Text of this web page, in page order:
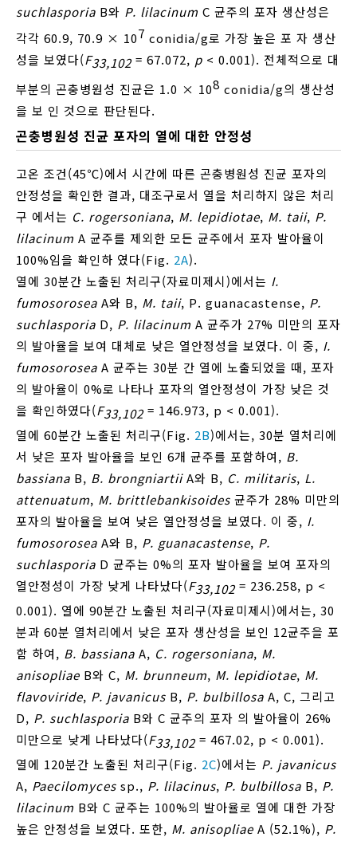
suchlasporia B와 P. lilacinum C 균주의 포자 생산성은
각각 60.9, 70.9 × 107 conidia/g로 가장 높은 포 자 생산
성을 보였다(F33,102= 67.072, p < 0.001). 전체적으로 대
부분의 곤충병원성 진균은 1.0 × 108 conidia/g의 생산성
을 보 인 것으로 판단된다.
곤충병원성 진균 포자의 열에 대한 안정성
고온 조건(45℃)에서 시간에 따른 곤충병원성 진균 포자의
안정성을 확인한 결과, 대조구로서 열을 처리하지 않은 처리
구 에서는 C. rogersoniana, M. lepidiotae, M. taii, P.
lilacinum A 균주를 제외한 모든 균주에서 포자 발아율이
100%임을 확인하 였다(Fig. 2A).
열에 30분간 노출된 처리구(자료미제시)에서는 I.
fumosorosea A와 B, M. taii, P. guanacastense, P.
suchlasporia D, P. lilacinum A 균주가 27% 미만의 포자
의 발아율을 보여 대체로 낮은 열안정성을 보였다. 이 중, I.
fumosorosea A 균주는 30분 간 열에 노출되었을 때, 포자
의 발아율이 0%로 나타나 포자의 열안정성이 가장 낮은 것
을 확인하였다(F33,102= 146.973, p < 0.001).
열에 60분간 노출된 처리구(Fig. 2B)에서는, 30분 열처리에
서 낮은 포자 발아율을 보인 6개 균주를 포함하여, B.
bassiana B, B. brongniartiiA와 B, C. militaris, L.
attenuatum, M. brittlebankisoides 균주가 28% 미만의
포자의 발아율을 보여 낮은 열안정성을 보였다. 이 중, I.
fumosorosea A와 B, P. guanacastense, P.
suchlasporia D 균주는 0%의 포자 발아율을 보여 포자의
열안정성이 가장 낮게 나타났다(F33,102= 236.258, p <
0.001). 열에 90분간 노출된 처리구(자료미제시)에서는, 30
분과 60분 열처리에서 낮은 포자 생산성을 보인 12균주을 포
함 하여, B. bassiana A, C. rogersoniana, M.
anisopliae B와 C, M. brunneum, M. lepidiotae, M.
flavoviride, P. javanicus B, P. bulbillosa A, C, 그리고
D, P. suchlasporia B와 C 균주의 포자 의 발아율이 26%
미만으로 낮게 나타났다(F33,102= 467.02, p < 0.001).
열에 120분간 노출된 처리구(Fig. 2C)에서는 P. javanicus
A, Paecilomyces sp., P. lilacinus, P. bulbillosa B, P.
lilacinum B와 C 균주는 100%의 발아율로 열에 대한 가장
높은 안정성을 보였다. 또한, M. anisopliae A (52.1%), P.